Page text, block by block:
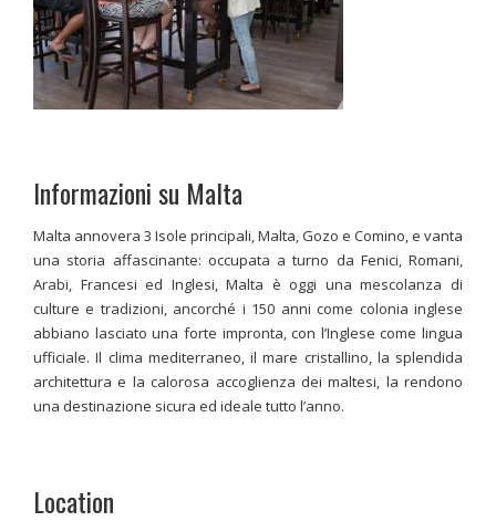
Informazioni su Malta
Malta annovera 3 Isole principali, Malta, Gozo e Comino, e vanta
una storia affascinante: occupata a turno da Fenici, Romani,
Arabi, Francesi ed Inglesi, Malta è oggi una mescolanza di
culture e tradizioni, ancorché i 150 anni come colonia inglese
abbiano lasciato una forte impronta, con l’Inglese come lingua
ufficiale. Il clima mediterraneo, il mare cristallino, la splendida
architettura e la calorosa accoglienza dei maltesi, la rendono
una destinazione sicura ed ideale tutto l’anno.
Location